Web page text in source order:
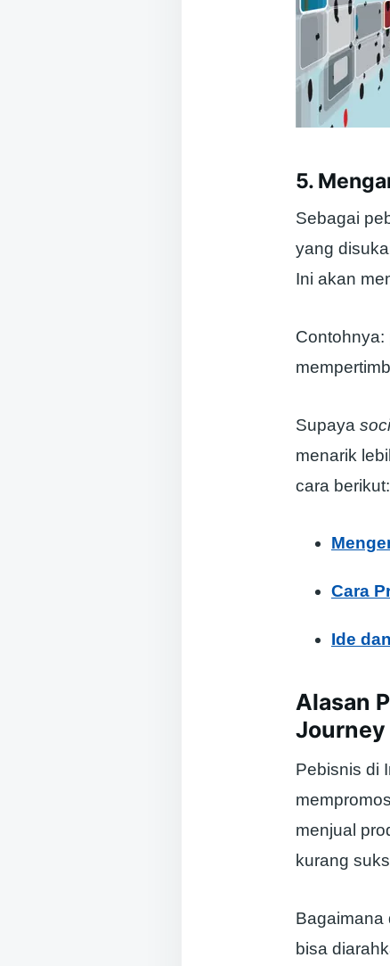
5.
Sebagai
yang
Ini akan
Supaya
menarik
cara berikut:
Cara
Ide
Alasan
Pebisnis di
menjual
kurang
Bagaimana
bisa